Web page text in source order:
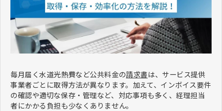
毎月届く水道光熱費など公共料金の請求書は、サービス提供
事業者ごとに取得方法が異なります。加えて、インボイス要件
の確認や適切な保存・管理など、対応事項も多く、経理担当
者にかかる負担も少なくありません。